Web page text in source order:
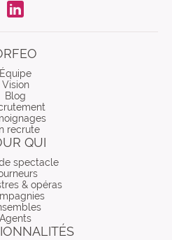
Équipe
Vision
Blog
recrute
QUI
de spectacle
& opéras
Agents